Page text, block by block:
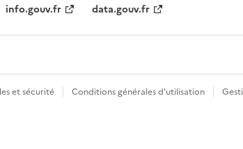
info.gouv.fr data.gouv.fr
et sécurité Conditions générales d'utilisation